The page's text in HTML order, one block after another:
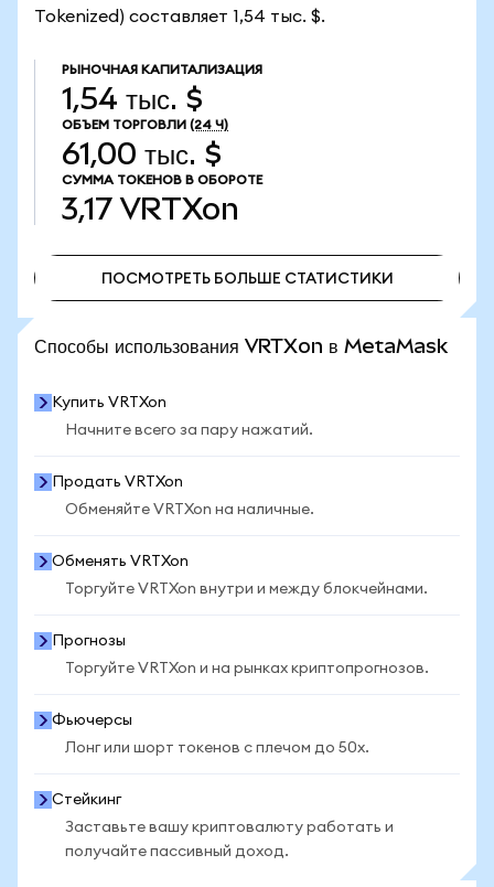
Tokenized) составляет 1,54 тыс. $.
РЫНОЧНАЯ КАПИТАЛИЗАЦИЯ
1,54 тыс. $
ОБЪЕМ ТОРГОВЛИ (24 Ч)
61,00 тыс. $
СУММА ТОКЕНОВ В ОБОРОТЕ
3,17 VRTXon
ПОСМОТРЕТЬ БОЛЬШЕ СТАТИСТИКИ
Способы использования VRTXon в MetaMask
Купить VRTXon
Начните всего за пару нажатий.
Продать VRTXon
Обменяйте VRTXon на наличные.
Обменять VRTXon
Торгуйте VRTXon внутри и между блокчейнами.
Прогнозы
Торгуйте VRTXon и на рынках криптопрогнозов.
Фьючерсы
Лонг или шорт токенов с плечом до 50x.
Стейкинг
Заставьте вашу криптовалюту работать и
получайте пассивный доход.